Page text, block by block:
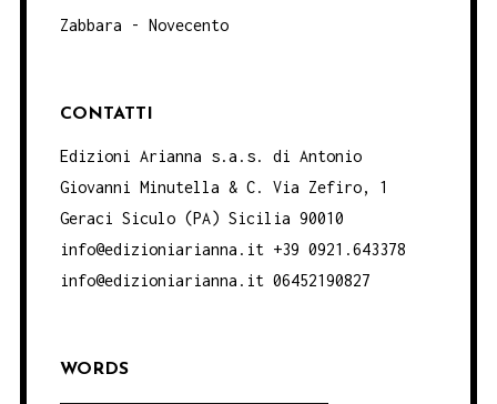
Zabbara - Novecento
CONTATTI
Edizioni Arianna s.a.s. di Antonio
Giovanni Minutella & C. Via Zefiro, 1
Geraci Siculo (PA) Sicilia 90010
info@edizioniarianna.it +39 0921.643378
info@edizioniarianna.it 06452190827
WORDS